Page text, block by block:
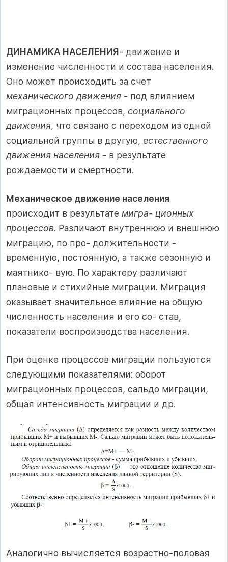
ДИНАМИКА НАСЕЛЕНИЯ- движение и
изменение численности и состава населения.
Оно может происходить за счет
механического движения - под влиянием
миграционных процессов, социального
движения, что связано с переходом из одной
социальной группы в другую, естественного
движения населения - в результате
рождаемости и смертности.
Механическое движение населения
происходит в результате мигра- ционных
процессов. Различают внутреннюю и внешнюю
миграцию, по про- должительности -
временную, постоянную, а также сезонную и
маятнико- вую. По характеру различают
плановые и стихийные миграции. Миграция
оказывает значительное влияние на общую
численность населения и его со- став,
показатели воспроизводства населения.
При оценке процессов миграции пользуются
следующими показателями: оборот
миграционных процессов, сальдо миграции,
общая интенсивность миграции и др.
Аналогично вычисляется возрастно-половая